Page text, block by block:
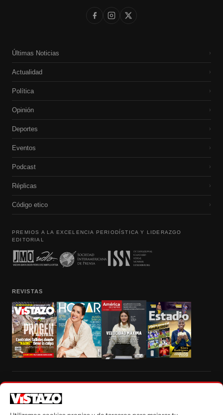
Últimas Noticias ›
Actualidad ›
Política ›
Opinión ›
Deportes ›
Eventos ›
Podcast ›
Réplicas ›
Código etico ›
PREMIOS A LA EXCELENCIA PERIODÍSTICA Y LIDERAZGO
EDITORIAL
REVISTAS
autorización escrita de su titular, de todos los contenidos de Vistazo.com.